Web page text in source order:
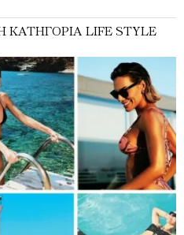
LIFE STYLE